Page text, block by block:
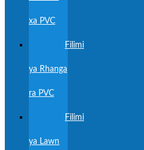
xa PVC
Filimi
ya Rhanga
ra PVC
Filimi
ya Lawn